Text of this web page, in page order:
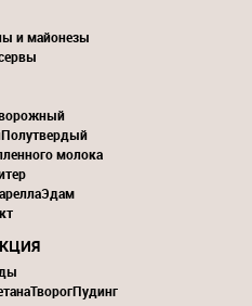
и майонезы
Полутвердый
молока
Эдам
ТворогПудинг